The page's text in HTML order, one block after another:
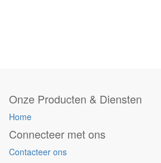
Onze Producten & Diensten
Home
Connecteer met ons
Contacteer ons